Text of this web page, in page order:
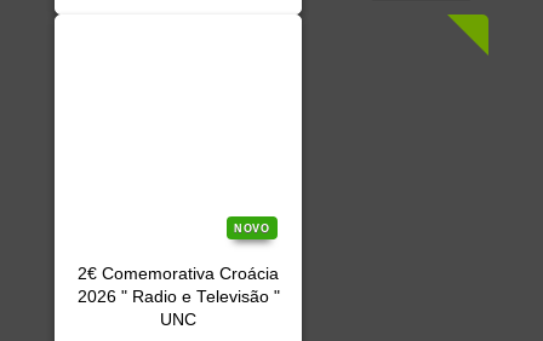
NOVO
2€ Comemorativa Croácia
2026 " Radio e Televisão "
UNC